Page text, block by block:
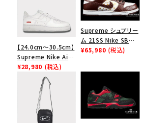
【24.0cm～30.5cm】
Supreme Nike Air
Force 1 Low シュプ
リーム ナイキエアフォ
ース１スニーカー シ
ューズ ホワイト
¥28,980 (税込)
Supreme シュプリー
ム 21SS Nike SB
Dunk Low ナイキSB
¥65,980 (税込)